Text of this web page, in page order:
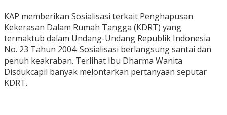
KAP memberikan Sosialisasi terkait Penghapusan
Kekerasan Dalam Rumah Tangga (KDRT) yang
termaktub dalam Undang-Undang Republik Indonesia
No. 23 Tahun 2004. Sosialisasi berlangsung santai dan
penuh keakraban. Terlihat Ibu Dharma Wanita
Disdukcapil banyak melontarkan pertanyaan seputar
KDRT.